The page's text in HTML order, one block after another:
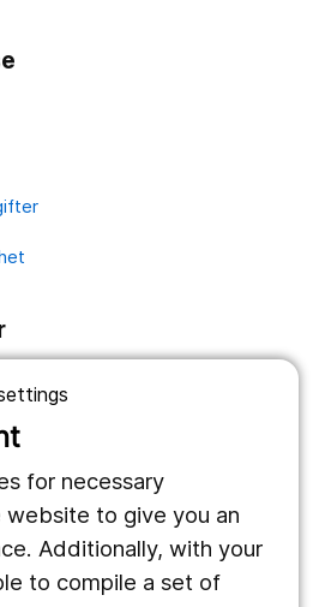
for necessary
to give you an
Additionally, with your
to compile a set of